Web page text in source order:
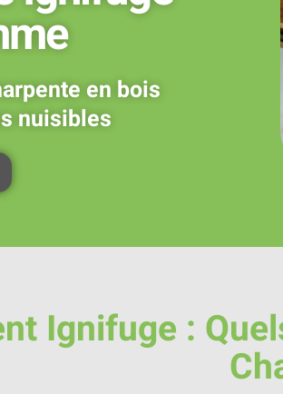
en bois
nuisibles
Ignifuge :